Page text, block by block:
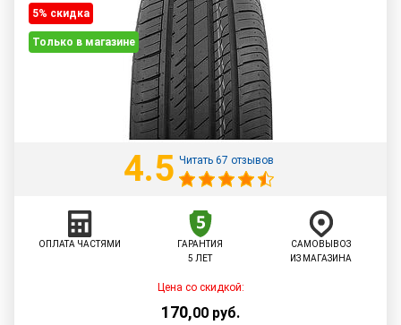
5% cкидка
Только в магазине
4.5 Читать 67 отзывов
ОПЛАТА ЧАСТЯМИ
ГАРАНТИЯ
5 ЛЕТ
САМОВЫВОЗ
ИЗ МАГАЗИНА
Цена со скидкой:
170,00 руб.